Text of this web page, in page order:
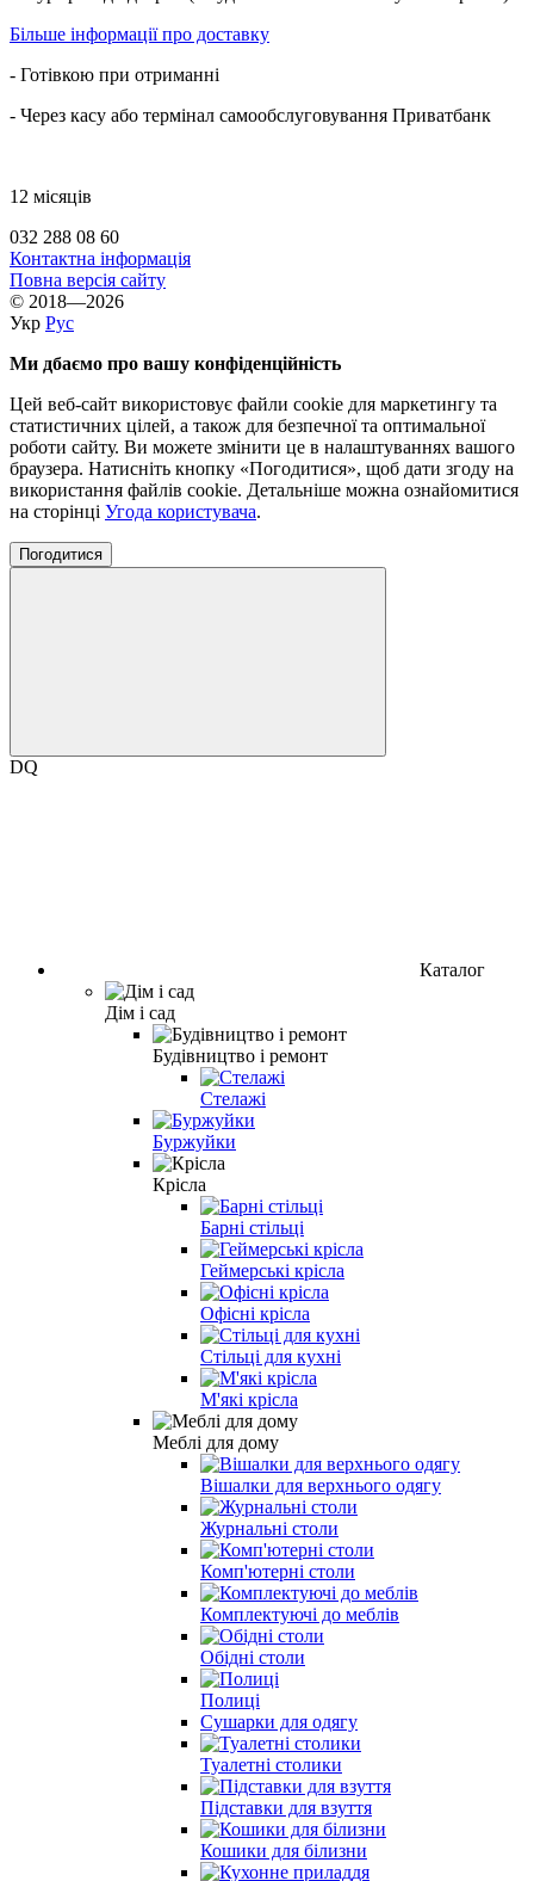
Більше інформації про доставку
- Готівкою при отриманні
- Через касу або термінал самообслуговування Приватбанк
12 місяців
032 288 08 60
Контактна інформація
Повна версія сайту
© 2018—2026
Укр Рус
Ми дбаємо про вашу конфіденційність
Цей веб-сайт використовує файли cookie для маркетингу та
статистичних цілей, а також для безпечної та оптимальної
роботи сайту. Ви можете змінити це в налаштуваннях вашого
браузера. Натисніть кнопку «Погодитися», щоб дати згоду на
використання файлів cookie. Детальніше можна ознайомитися
на сторінці Угода користувача.
Погодитися
DQ
Каталог
Дім і сад
Будівництво і ремонт
Стелажі
Буржуйки
Крісла
Барні стільці
Геймерські крісла
Офісні крісла
Стільці для кухні
М'які крісла
Меблі для дому
Вішалки для верхнього одягу
Журнальні столи
Комп'ютерні столи
Комплектуючі до меблів
Обідні столи
Полиці
Сушарки для одягу
Туалетні столики
Підставки для взуття
Кошики для білизни